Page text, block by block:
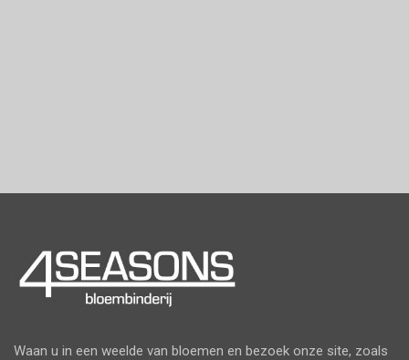
Waan u in een weelde van bloemen en bezoek onze site, zoals